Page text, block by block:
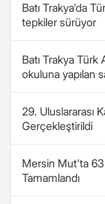
Batı Trakya'da
tepkiler sürüyor
Batı Trakya Türk
okuluna yapılan
29. Uluslararası
Gerçekleştirildi
Mersin Mut'ta
Tamamlandı